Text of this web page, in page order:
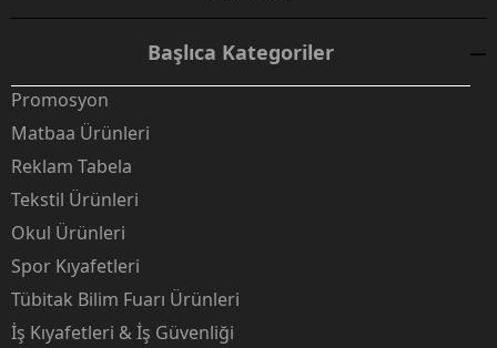
Başlıca Kategoriler
Promosyon
Matbaa Ürünleri
Reklam Tabela
Tekstil Ürünleri
Okul Ürünleri
Spor Kıyafetleri
Tübitak Bilim Fuarı Ürünleri
İş Kıyafetleri & İş Güvenliği